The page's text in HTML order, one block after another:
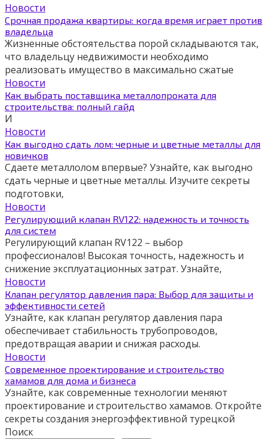
Новости
Срочная продажа квартиры: когда время играет против
владельца
Жизненные обстоятельства порой складываются так,
что владельцу недвижимости необходимо
реализовать имущество в максимально сжатые
Новости
Как выбрать поставщика металлопроката для
строительства: полный гайд
И
Новости
Как выгодно сдать лом: черные и цветные металлы для
новичков
Сдаете металлолом впервые? Узнайте, как выгодно
сдать черные и цветные металлы. Изучите секреты
подготовки,
Новости
Регулирующий клапан RV122: надежность и точность
для систем
Регулирующий клапан RV122 – выбор
профессионалов! Высокая точность, надежность и
снижение эксплуатационных затрат. Узнайте,
Новости
Клапан регулятор давления пара: Выбор для защиты и
эффективности сетей
Узнайте, как клапан регулятор давления пара
обеспечивает стабильность трубопроводов,
предотвращая аварии и снижая расходы.
Новости
Современное проектирование и строительство
хамамов для дома и бизнеса
Узнайте, как современные технологии меняют
проектирование и строительство хамамов. Откройте
секреты создания энергоэффективной турецкой
Поиск